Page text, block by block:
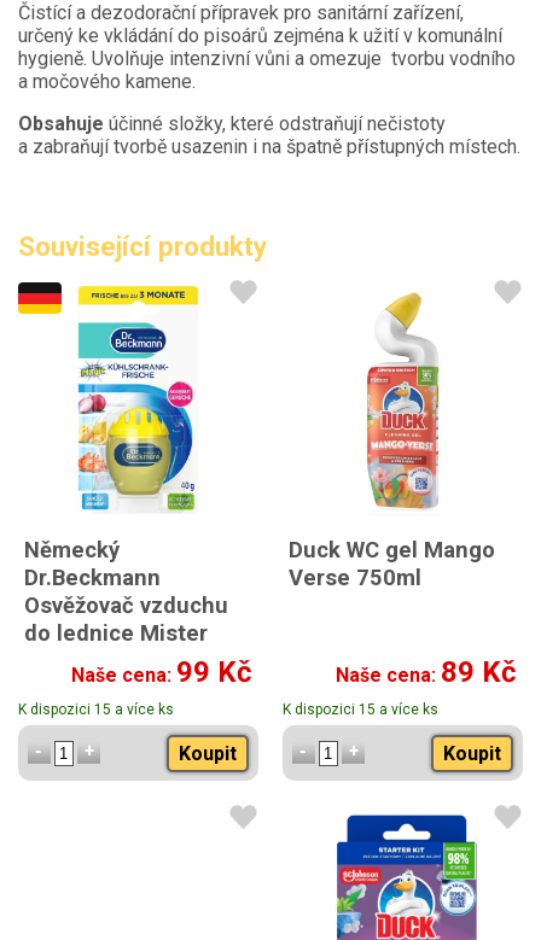
Čistící a dezodorační přípravek pro sanitární zařízení,
určený ke vkládání do pisoárů zejména k užití v komunální
hygieně. Uvolňuje intenzivní vůni a omezuje tvorbu vodního
a močového kamene.
Obsahuje účinné složky, které odstraňují nečistoty
a zabraňují tvorbě usazenin i na špatně přístupných místech.
Související produkty
Německý
Dr.Beckmann
Osvěžovač vzduchu
do lednice Mister
Magic 40g
Naše cena: 99 Kč
K dispozici 15 a více ks
Koupit
Duck WC gel Mango
Verse 750ml
Naše cena: 89 Kč
K dispozici 15 a více ks
Koupit